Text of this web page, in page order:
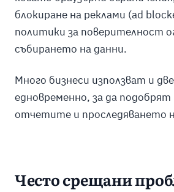
блокиране на реклами (ad
политики за поверителност
събирането на данни.
Много бизнеси използват и
едновременно, за да
отчетите и проследяването
Често срещани